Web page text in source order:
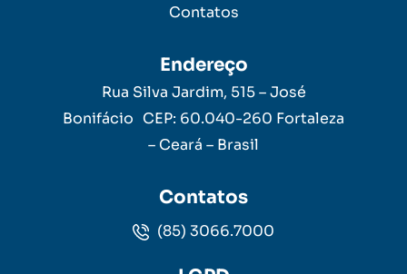
Contatos
Endereço
Rua Silva Jardim, 515 – José
Bonifácio CEP: 60.040-260 Fortaleza
– Ceará – Brasil
Contatos
(85) 3066.7000